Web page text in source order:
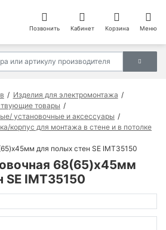
Позвонить Кабинет Корзина Меню
Изделия для электромонтажа
товары
установочные и аксессуары
корпус для монтажа в стене и в потолке
для полых стен SE IMT35150
68(65)х45мм
SE IMT35150